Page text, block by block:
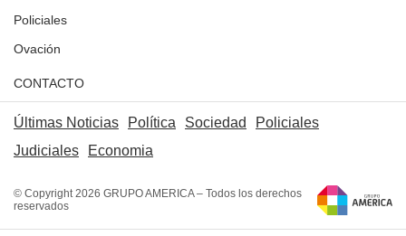
Policiales
Ovación
CONTACTO
Últimas Noticias Política Sociedad
Policiales
Judiciales
Economia
© Copyright 2026 GRUPO AMERICA – Todos los derechos
reservados